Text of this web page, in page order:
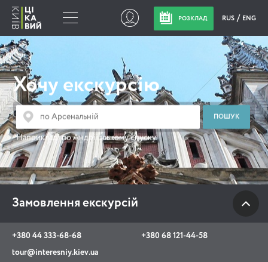
РОЗКЛАД RUS ENG
Хочу екскурсію
Наприклад:по Андріївському спуску
Замовлення екскурсій
+380 44 333-68-68
+380 68 121-44-58
tour@interesniy.kiev.ua
Замовлення
екскурсій
+380 44 333-68-68
+380 68 121-44-58
tour@interesniy.kiev.ua
з 10.00 до 19:30 щоденно
Viber WhatsApp